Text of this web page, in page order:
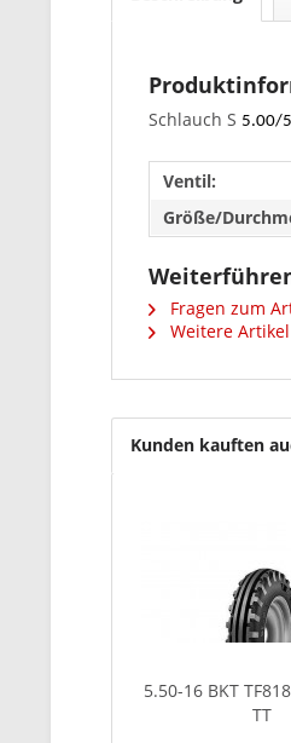
Schlauch S 5.00/
Ventil:
Größe/
Fragen zum
Weitere
Kunden kauften
5.50-16 BKT
TT